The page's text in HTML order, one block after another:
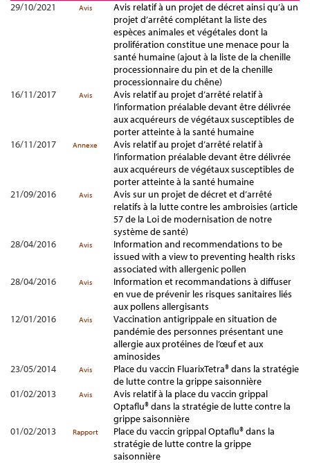
29/10/2021
Avis
Avis relatif à un projet de décret ainsi qu’à un
projet d’arrêté complétant la liste des
espèces animales et végétales dont la
prolifération constitue une menace pour la
santé humaine (ajout à la liste de la chenille
processionnaire du pin et de la chenille
processionnaire du chêne)
16/11/2017
Avis
Avis relatif au projet d’arrêté relatif à
l’information préalable devant être délivrée
aux acquéreurs de végétaux susceptibles de
porter atteinte à la santé humaine
16/11/2017
Annexe
Avis relatif au projet d’arrêté relatif à
l’information préalable devant être délivrée
aux acquéreurs de végétaux susceptibles de
porter atteinte à la santé humaine
21/09/2016
Avis
Avis sur un projet de décret et d’arrêté
relatifs à la lutte contre les ambroisies (article
57 de la Loi de modernisation de notre
système de santé)
28/04/2016
Avis
Information and recommendations to be
issued with a view to preventing health risks
associated with allergenic pollen
28/04/2016
Avis
Information et recommandations à diffuser
en vue de prévenir les risques sanitaires liés
aux pollens allergisants
12/01/2016
Avis
Vaccination antigrippale en situation de
pandémie des personnes présentant une
allergie aux protéines de l’œuf et aux
aminosides
23/05/2014
Avis
Place du vaccin FluarixTetra® dans la stratégie
de lutte contre la grippe saisonnière
01/02/2013
Avis
Avis relatif à la place du vaccin grippal
Optaflu® dans la stratégie de lutte contre la
grippe saisonnière
01/02/2013
Rapport
Place du vaccin grippal Optaflu® dans la
stratégie de lutte contre la grippe
saisonnière